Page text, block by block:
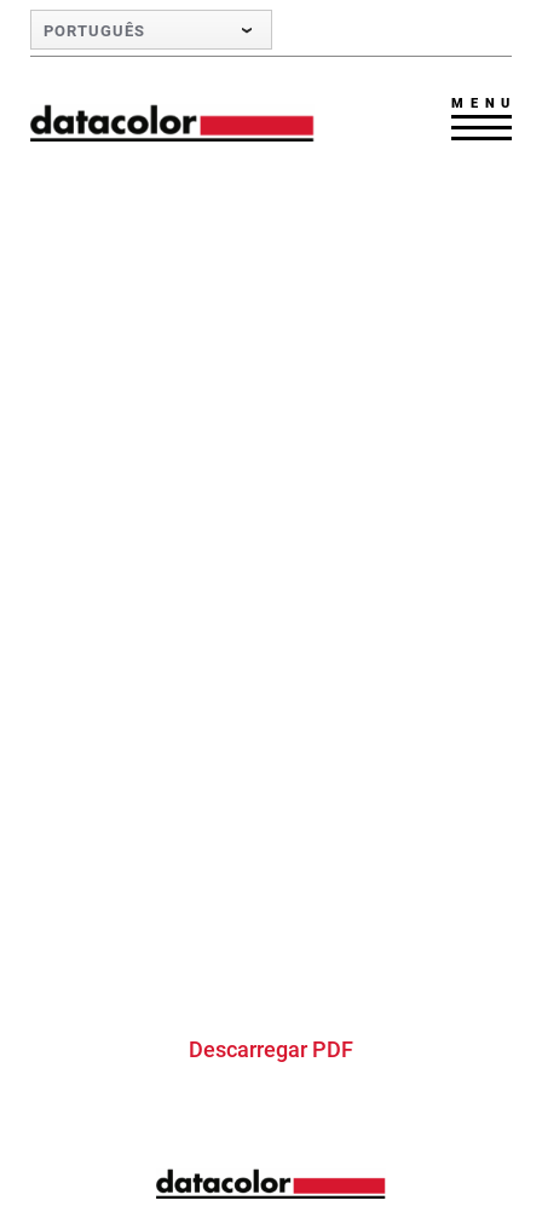
Skip to Main Content
PORTUGUÊS
MENU
Descarregar PDF